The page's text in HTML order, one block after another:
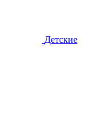
Детские